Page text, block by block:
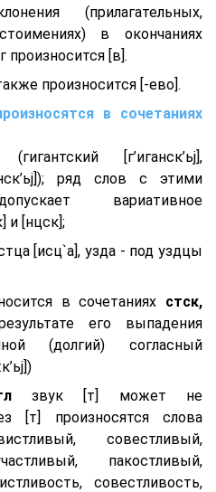
(прилагательных,
в окончаниях
произносится [в].
произносится [-ево].
в сочетаниях
[г’иганск’ьj],
ряд слов с этими
вариативное
и [нцск];
[исц`а], узда - под уздцы
в сочетаниях стск,
его выпадения
(долгий) согласный
звук [т] может не
[т] произносятся слова
совестливый,
пакостливый,
совестливость,